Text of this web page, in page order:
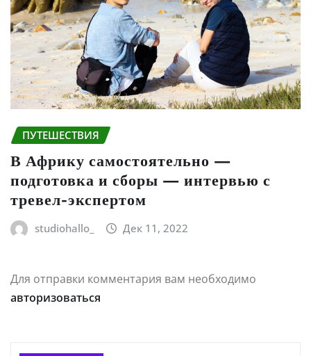
ПУТЕШЕСТВИЯ
В Африку самостоятельно —
подготовка и сборы — интервью с
тревел-экспертом
studiohallo_ Дек 11, 2022
Для отправки комментария вам необходимо
авторизоваться